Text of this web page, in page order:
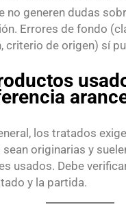
no generen dudas
Errores de fondo
criterio de origen) sí
los tratados
originarias y
usados. Debe
y la partida.